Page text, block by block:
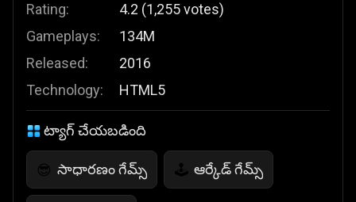
Rating:
Gameplays:
Released:
Technology:
4.2 (1,255votes)
134M
2016
HTML5
ట్యాగ్ చేయబడింది
😎 సాధారణం గేమ్స్ 🕹️ ఆర్కేడ్ గేమ్స్